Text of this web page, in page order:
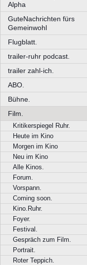
Alpha
GuteNachrichten fürs
Gemeinwohl
Flugblatt.
trailer-ruhr podcast.
trailer zahl-ich.
ABO.
Bühne.
Film.
Kritikerspiegel Ruhr.
Heute im Kino
Morgen im Kino
Neu im Kino
Alle Kinos.
Forum.
Vorspann.
Coming soon.
Kino.Ruhr.
Foyer.
Festival.
Gespräch zum Film.
Portrait.
Roter Teppich.